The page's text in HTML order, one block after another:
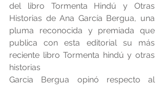
del libro Tormenta Hindú y Otras
Historias de Ana García Bergua, una
pluma reconocida y premiada que
publica con esta editorial su más
reciente libro Tormenta hindú y otras
historias
Garcia Bergua opinó respecto al